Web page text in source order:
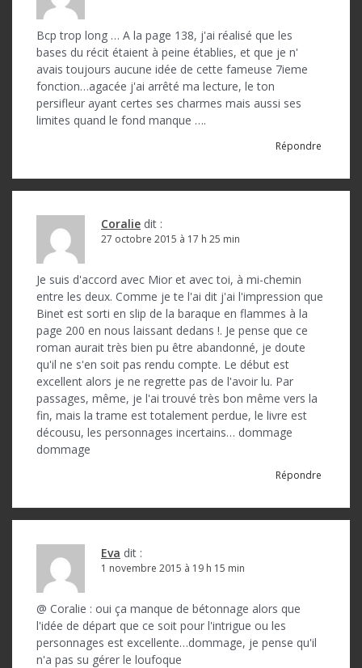
Bcp trop long … A la page 138, j'ai réalisé que les
bases du récit étaient à peine établies, et que je n'
avais toujours aucune idée de cette fameuse 7ieme
fonction…agacée j'ai arrêté ma lecture, le ton
persifleur ayant certes ses charmes mais aussi ses
limites quand le fond manque ….
Répondre
Coralie dit :
27 octobre 2015 à 17 h 25 min
Je suis d'accord avec Mior et avec toi, à mi-chemin
entre les deux. Comme je te l'ai dit j'ai l'impression que
Binet est sorti en slip de la baraque en flammes à la
page 200 en nous laissant dedans !. Je pense que ce
roman aurait très bien pu être abandonné, je doute
qu'il ne s'en soit pas rendu compte. Le début est
excellent alors je ne regrette pas de l'avoir lu. Par
passages, même, je l'ai trouvé très bon même vers la
fin, mais la trame est totalement perdue, le livre est
décousu, les personnages incertains… dommage
dommage
Répondre
Eva dit :
1 novembre 2015 à 19 h 15 min
@ Coralie : oui ça manque de bétonnage alors que
l'idée de départ que ce soit pour l'intrigue ou les
personnages est excellente…dommage, je pense qu'il
n'a pas su gérer le loufoque